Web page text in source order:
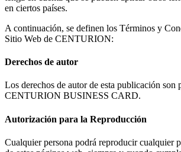
en ciertos países.
A continuación, se definen los Términos y
Sitio Web de CENTURION:
Derechos de autor
Los derechos de autor de esta publicación son
CENTURION BUSINESS CARD.
Autorización para la Reproducción
Cualquier persona podrá reproducir cualquier